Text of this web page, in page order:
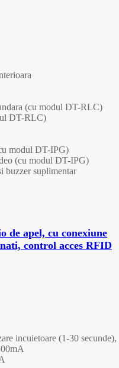
(cu modul DT-RLC)
DT-RLC)
modul DT-IPG)
(cu modul DT-IPG)
buzzer suplimentar
de apel, cu conexiune
control acces RFID
incuietoare (1-30 secunde),